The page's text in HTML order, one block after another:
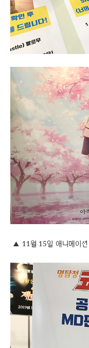
▲ 11월 15일 애니메이션